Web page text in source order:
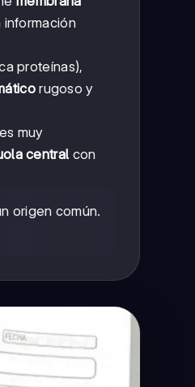
proteínas),
rugoso y
muy
central con
origen común.